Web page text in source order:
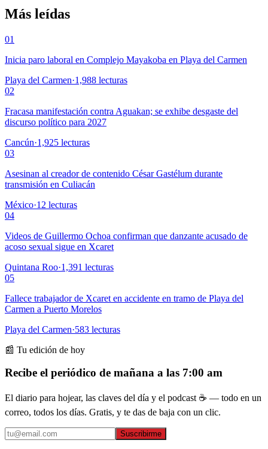
Más leídas
01
Inicia paro laboral en Complejo Mayakoba en Playa del Carmen
Playa del Carmen·1,988 lecturas
02
Fracasa manifestación contra Aguakan; se exhibe desgaste del
discurso político para 2027
Cancún·1,925 lecturas
03
Asesinan al creador de contenido César Gastélum durante
transmisión en Culiacán
México·12 lecturas
04
Videos de Guillermo Ochoa confirman que danzante acusado de
acoso sexual sigue en Xcaret
Quintana Roo·1,391 lecturas
05
Fallece trabajador de Xcaret en accidente en tramo de Playa del
Carmen a Puerto Morelos
Playa del Carmen·583 lecturas
📰 Tu edición de hoy
Recibe el periódico de mañana a las 7:00 am
El diario para hojear, las claves del día y el podcast ☕ — todo en un
correo, todos los días. Gratis, y te das de baja con un clic.
Suscribirme